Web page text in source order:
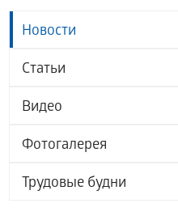
Новости
Статьи
Видео
Фотогалерея
Трудовые будни